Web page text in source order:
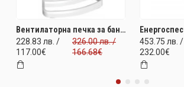
Вентилаторна печка за баня XANA 1000/1800W. Отопление за бани и санитарни помещения. За площ 22 м2. Промо цена и безплатна доставка. Последна бройка
228.83 лв. /
117.00€
326.00 лв. /
166.68€
453.75 лв. /
232.00€